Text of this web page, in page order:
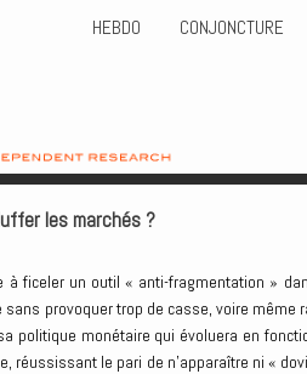
HEBDO CONJONCTURE
les marchés ?
à ficeler un outil « anti-fragmentation »
provoquer trop de casse, voire même
politique monétaire qui évoluera en
réussissant le pari de n’apparaître ni «